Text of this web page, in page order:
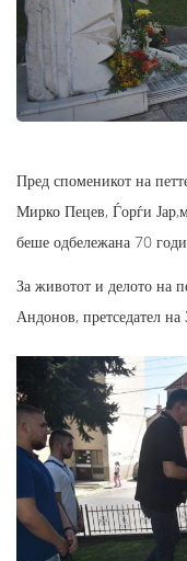
Пред споменикот на
Мирко Пецев, Ѓорѓи
беше одбележана 70
За животот и делото на
Андонов, претседател